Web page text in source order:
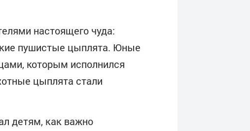
настоящего чуда:
пушистые цыплята. Юные
которым исполнился
цыплята стали
детям, как важно